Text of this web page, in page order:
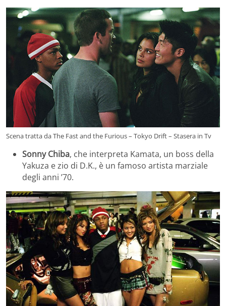
Scena tratta da The Fast and the Furious – Tokyo Drift – Stasera in Tv
Sonny Chiba, che interpreta Kamata, un boss della
Yakuza e zio di D.K., è un famoso artista marziale
degli anni ’70.